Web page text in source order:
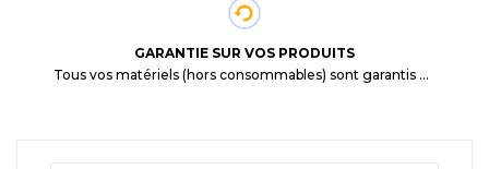
GARANTIE SUR VOS PRODUITS
Tous vos matériels (hors consommables) sont garantis 3 mois à partir de la date d'achat